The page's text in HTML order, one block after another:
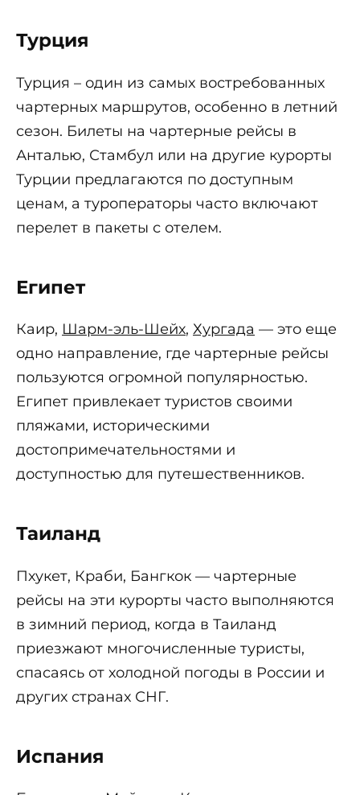
Турция
Турция – один из самых востребованных
чартерных маршрутов, особенно в летний
сезон. Билеты на чартерные рейсы в
Анталью, Стамбул или на другие курорты
Турции предлагаются по доступным
ценам, а туроператоры часто включают
перелет в пакеты с отелем.
Египет
Каир, Шарм-эль-Шейх, Хургада — это еще
одно направление, где чартерные рейсы
пользуются огромной популярностью.
Египет привлекает туристов своими
пляжами, историческими
достопримечательностями и
доступностью для путешественников.
Таиланд
Пхукет, Краби, Бангкок — чартерные
рейсы на эти курорты часто выполняются
в зимний период, когда в Таиланд
приезжают многочисленные туристы,
спасаясь от холодной погоды в России и
других странах СНГ.
Испания